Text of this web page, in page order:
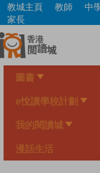
Skip
main
content
教城主頁 教師 中
家長
圖書
e悅讀學校計劃
我的閱讀城
漫話生活